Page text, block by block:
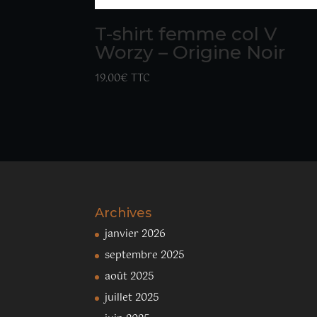
T-shirt femme col V
Worzy – Origine Noir
19.00€ TTC
Archives
janvier 2026
septembre 2025
août 2025
juillet 2025